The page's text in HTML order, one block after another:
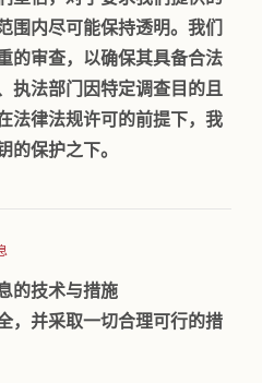
围内尽可能保持透明。我们
的审查，以确保其具备合法
执法部门因特定调查目的且
法律法规许可的前提下，我
的保护之下。
的技术与措施
，并采取一切合理可行的措